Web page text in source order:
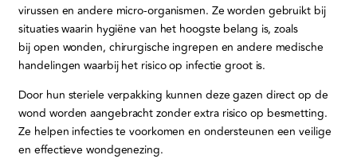
virussen en andere micro-organismen. Ze worden gebruikt bij
situaties waarin hygiëne van het hoogste belang is, zoals
bij open wonden, chirurgische ingrepen en andere medische
handelingen waarbij het risico op infectie groot is.
Door hun steriele verpakking kunnen deze gazen direct op de
wond worden aangebracht zonder extra risico op besmetting.
Ze helpen infecties te voorkomen en ondersteunen een veilige
en effectieve wondgenezing.